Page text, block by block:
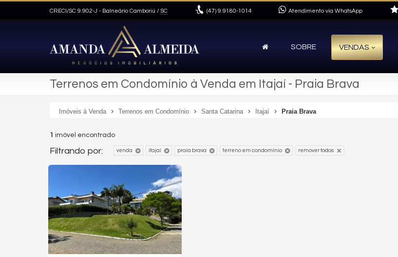
CRECI/SC 9.902-J - Balneário Camboriú / SC (47) 9.9180-1014 Atendimento via WhatsApp
SOBRE VENDAS
Terrenos em Condomínio à Venda em Itajaí - Praia Brava
Imóveis à Venda Terrenos em Condomínio Santa Catarina Itajaí Praia Brava
1 imóvel encontrado
Filtrando por: venda itajaí praia brava terreno em condomínio remover todos